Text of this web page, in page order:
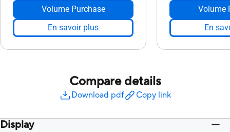
Volume Purchase
En savoir plus
Volume
En
Compare details
Download pdf Copy link
Display